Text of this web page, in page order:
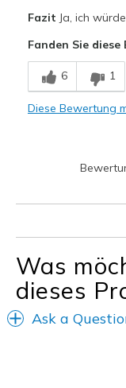
Breathe Well
Stylish
Sizing
Fazit Ja, ich
Fanden Sie
6 1
Diese Bewertung
Was
dieses
Ask a